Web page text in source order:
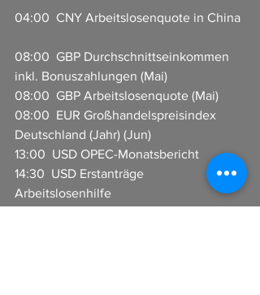
04:00  CNY Arbeitslosenquote in China
08:00  GBP Durchschnittseinkommen
inkl. Bonuszahlungen (Mai)
08:00  GBP Arbeitslosenquote (Mai)
08:00  EUR Großhandelspreisindex
Deutschland (Jahr) (Jun)
13:00  USD OPEC-Monatsbericht
14:30  USD Erstanträge
Arbeitslosenhilfe